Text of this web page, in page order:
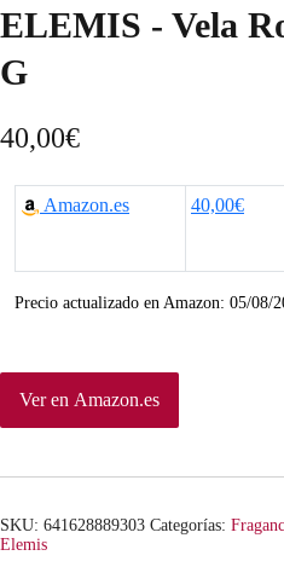
ELEMIS - Vela
G
40,00€
Amazon.es 40,00€
Precio actualizado en Amazon: 05/08/
Ver en Amazon.es
SKU: 641628889303 Categorías:
Elemis